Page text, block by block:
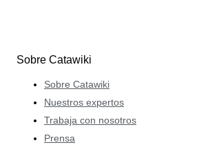
Sobre Catawiki
Sobre Catawiki
Nuestros expertos
Trabaja con nosotros
Prensa